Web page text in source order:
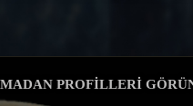
PROFILLERI